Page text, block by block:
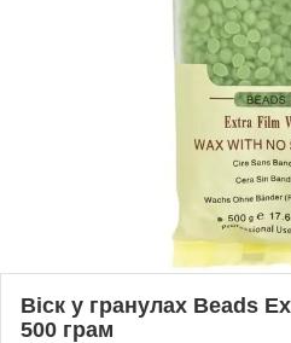
Віск у гранулах Beads
500 грам